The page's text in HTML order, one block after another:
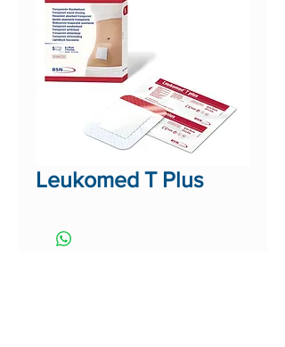
Leukomed T Plus